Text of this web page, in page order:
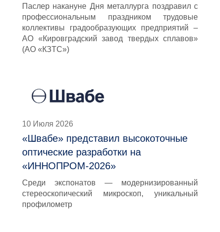
Паслер накануне Дня металлурга поздравил с
профессиональным праздником трудовые
коллективы градообразующих предприятий –
АО «Кировградский завод твердых сплавов»
(АО «КЗТС»)
10 Июля 2026
«Швабе» представил высокоточные
оптические разработки на
«ИННОПРОМ-2026»
Среди экспонатов — модернизированный
стереоскопический микроскоп, уникальный
профилометр